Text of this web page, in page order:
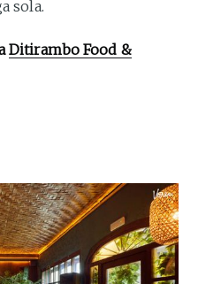
sola.
Ditirambo Food &